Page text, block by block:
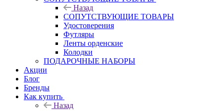
Назад
СОПУТСТВУЮЩИЕ ТОВАРЫ
Удостоверения
Футляры
Ленты орденские
Колодки
ПОДАРОЧНЫЕ НАБОРЫ
Акции
Блог
Бренды
Как купить
Назад